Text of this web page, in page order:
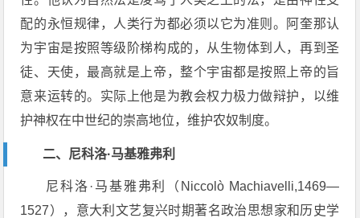
配的永恒规律，人类行为都必须以它为准则。阿奎那认
为宇宙是按照等级阶梯构成的，从生物体到人，再到圣
徒、天使，最高就是上帝，整个宇宙都是按照上帝的旨
意来运转的。实际上他是为教会权力极力做辩护，以维
护神权在中世纪的崇高地位，维护农奴制度。
二、尼科洛·马基雅弗利
尼科洛·马基雅弗利（Niccolò Machiavelli,1469—
1527），意大利文艺复兴时期著名政治思想家和历史学